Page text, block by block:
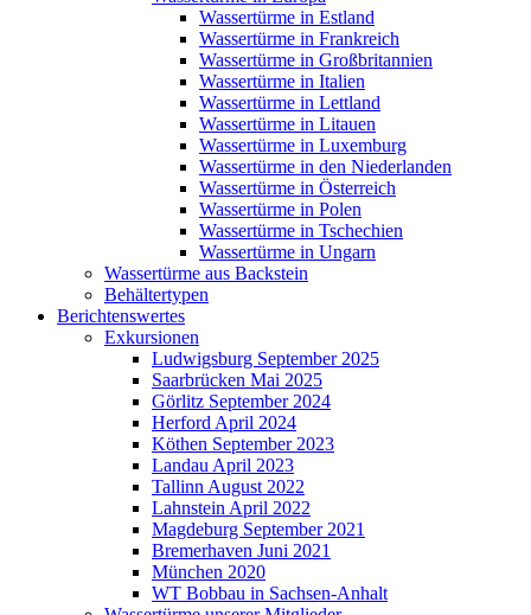
Wassertürme in Estland
Wassertürme in Frankreich
Wassertürme in Großbritannien
Wassertürme in Italien
Wassertürme in Lettland
Wassertürme in Litauen
Wassertürme in Luxemburg
Wassertürme in den Niederlanden
Wassertürme in Österreich
Wassertürme in Polen
Wassertürme in Tschechien
Wassertürme in Ungarn
Wassertürme aus Backstein
Behältertypen
Berichtenswertes
Exkursionen
Ludwigsburg September 2025
Saarbrücken Mai 2025
Görlitz September 2024
Herford April 2024
Köthen September 2023
Landau April 2023
Tallinn August 2022
Lahnstein April 2022
Magdeburg September 2021
Bremerhaven Juni 2021
München 2020
WT Bobbau in Sachsen-Anhalt